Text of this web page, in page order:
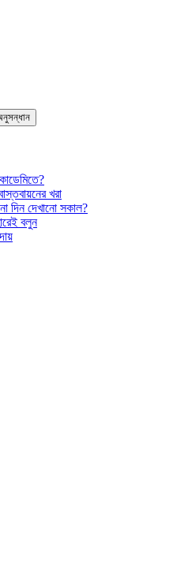
খরা
দিন দেখানো সকাল?
বলুন